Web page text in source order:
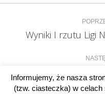
Nawigacja
wpisów
Wyniki I rzutu Ligi
Informujemy, że nasza
(tzw. ciasteczka) w